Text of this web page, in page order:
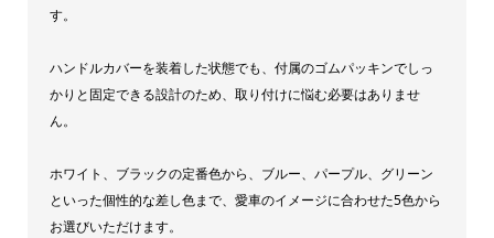
[カ
ラ
ワ
イ
す。
ハンドルカバーを装着した状態でも、付属のゴムパッキンでしっ
かりと固定できる設計のため、取り付けに悩む必要はありませ
ん。
ホワイト、ブラックの定番色から、ブルー、パープル、グリーン
といった個性的な差し色まで、愛車のイメージに合わせた5色から
お選びいただけます。